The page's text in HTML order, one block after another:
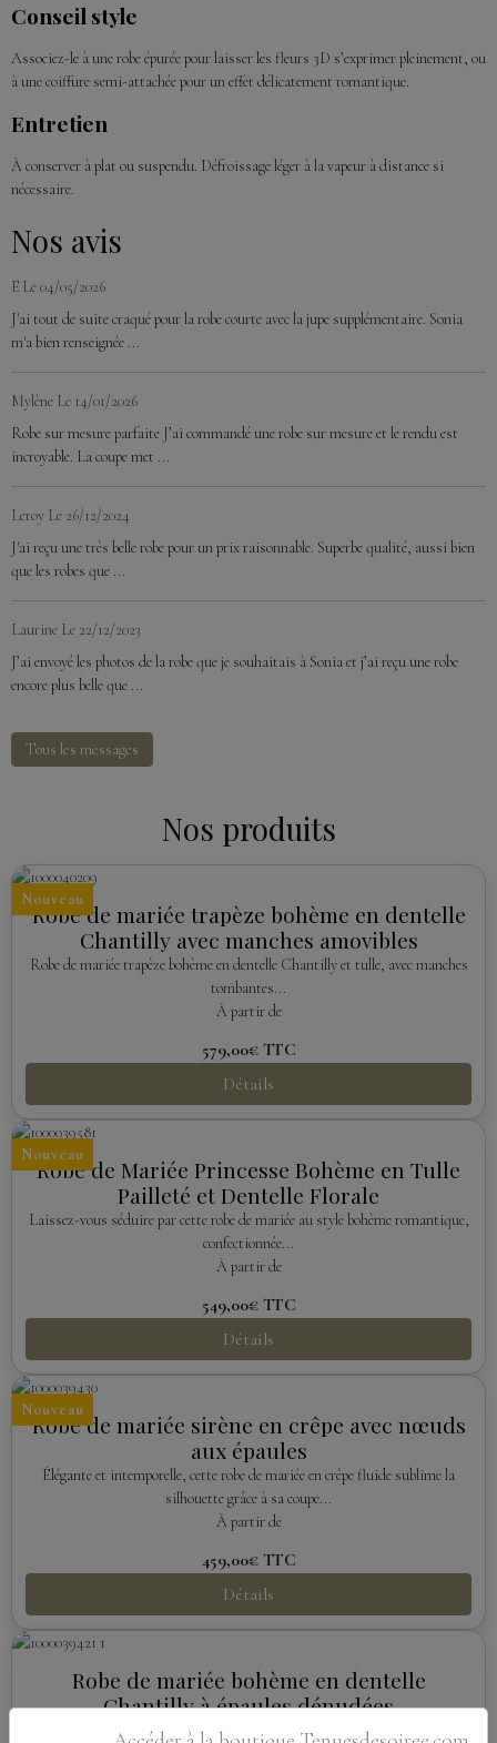
Conseil style
Associez-le à une robe épurée pour laisser les fleurs 3D s’exprimer pleinement, ou
à une coiffure semi-attachée pour un effet délicatement romantique.
Entretien
À conserver à plat ou suspendu. Défroissage léger à la vapeur à distance si
nécessaire.
Nos avis
E Le 04/05/2026
J'ai tout de suite craqué pour la robe courte avec la jupe supplémentaire. Sonia
m'a bien renseignée ...
Mylène Le 14/01/2026
Robe sur mesure parfaite J’ai commandé une robe sur mesure et le rendu est
incroyable. La coupe met ...
Leroy Le 26/12/2024
J'ai reçu une très belle robe pour un prix raisonnable. Superbe qualité, aussi bien
que les robes que ...
Laurine Le 22/12/2023
J’ai envoyé les photos de la robe que je souhaitais à Sonia et j’ai reçu une robe
encore plus belle que ...
Tous les messages
Nos produits
Nouveau
Robe de mariée trapèze bohème en dentelle
Chantilly avec manches amovibles
Robe de mariée trapèze bohème en dentelle Chantilly et tulle, avec manches
tombantes...
À partir de
579,00€ TTC
Détails
Nouveau
Robe de Mariée Princesse Bohème en Tulle
Pailleté et Dentelle Florale
Laissez-vous séduire par cette robe de mariée au style bohème romantique,
confectionnée...
À partir de
549,00€ TTC
Détails
Nouveau
Robe de mariée sirène en crêpe avec nœuds
aux épaules
Élégante et intemporelle, cette robe de mariée en crêpe fluide sublime la
silhouette grâce à sa coupe...
À partir de
459,00€ TTC
Détails
Robe de mariée bohème en dentelle
Chantilly à épaules dénudées
Succombez au charme de cette robe de mariée bohème en dentelle Chantilly.